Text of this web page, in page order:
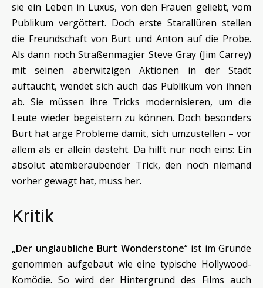
sie ein Leben in Luxus, von den Frauen geliebt, vom
Publikum vergöttert. Doch erste Starallüren stellen
die Freundschaft von Burt und Anton auf die Probe.
Als dann noch Straßenmagier Steve Gray (Jim Carrey)
mit seinen aberwitzigen Aktionen in der Stadt
auftaucht, wendet sich auch das Publikum von ihnen
ab. Sie müssen ihre Tricks modernisieren, um die
Leute wieder begeistern zu können. Doch besonders
Burt hat arge Probleme damit, sich umzustellen – vor
allem als er allein dasteht. Da hilft nur noch eins: Ein
absolut atemberaubender Trick, den noch niemand
vorher gewagt hat, muss her.
Kritik
„Der unglaubliche Burt Wonderstone“ ist im Grunde
genommen aufgebaut wie eine typische Hollywood-
Komödie. So wird der Hintergrund des Films auch